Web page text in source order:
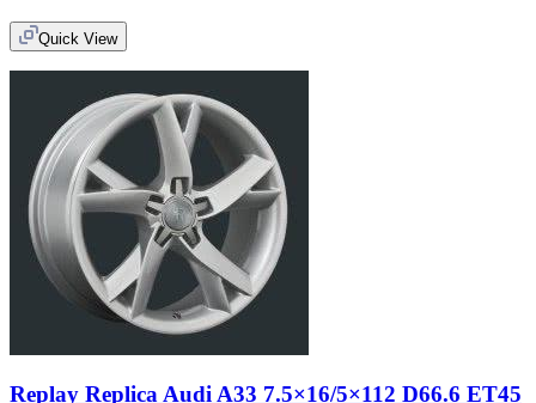
Quick View
Replay Replica Audi A33 7.5×16/5×112 D66.6 ET45